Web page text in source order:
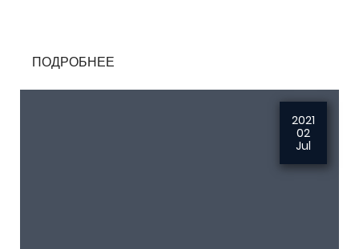
ПОДРОБНЕЕ
2021
02
Jul